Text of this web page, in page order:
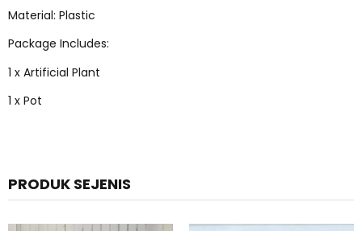
Material: Plastic
Package Includes:
1 x Artificial Plant
1 x Pot
PRODUK SEJENIS